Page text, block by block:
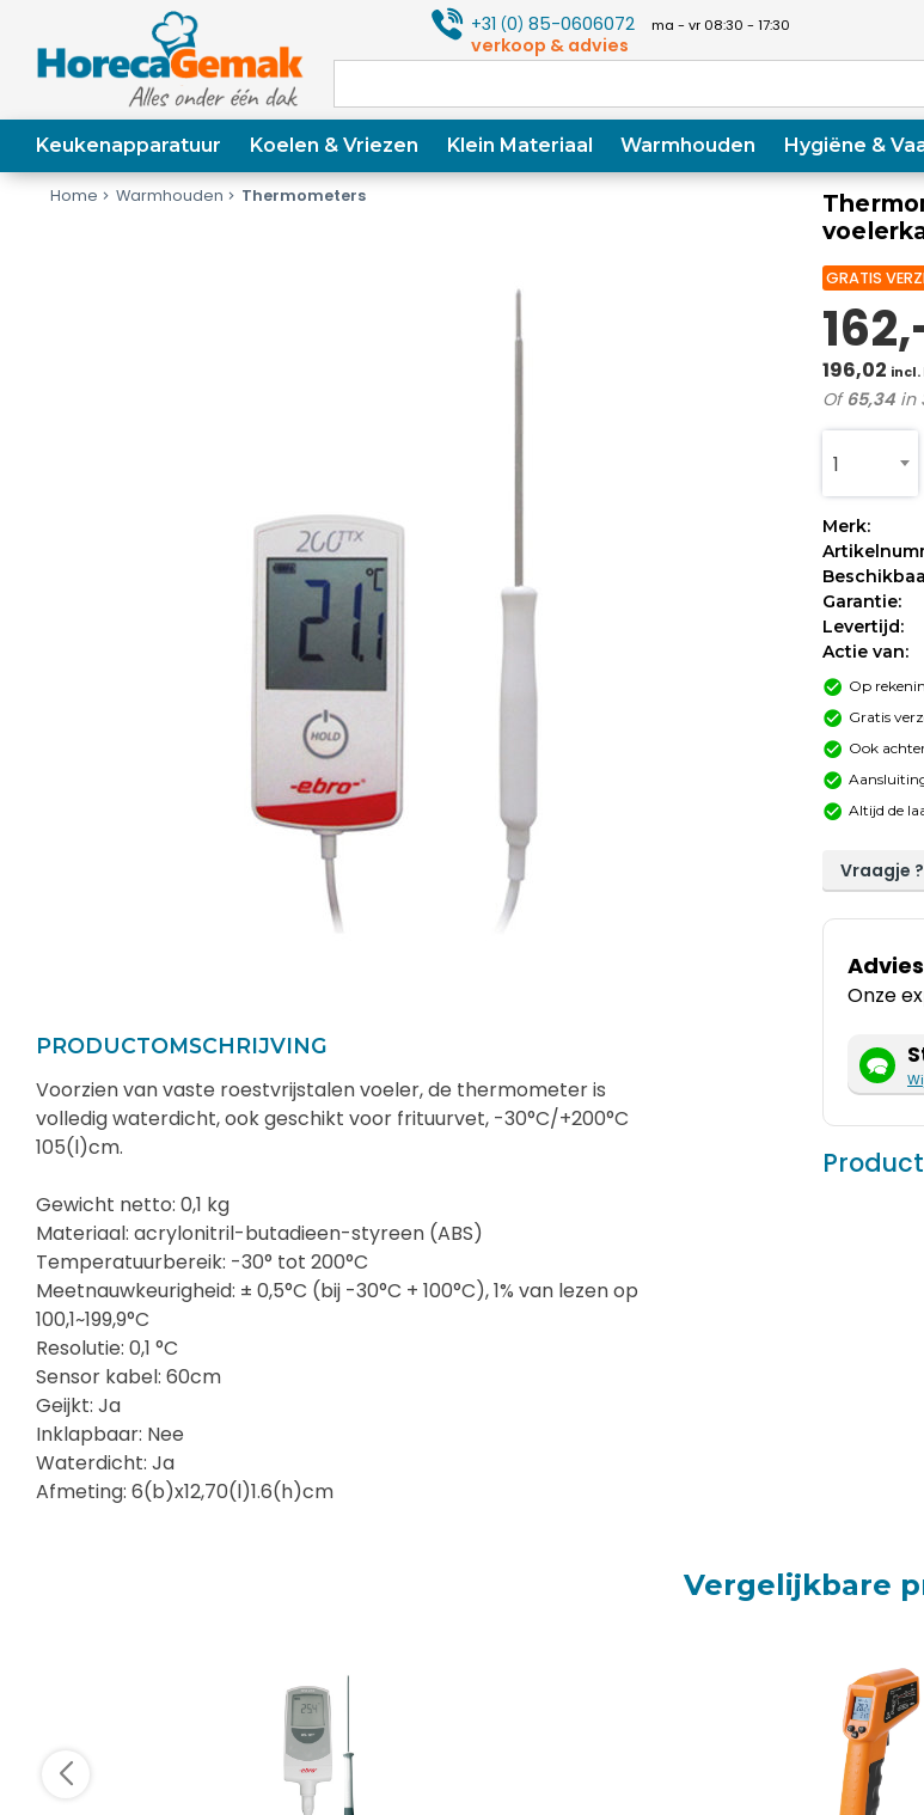
+31(0) 85-0606072 ma - vr 08:30 - 17:30
verkoop & advies
Keukenapparatuur Koelen & Vriezen Klein Materiaal Warmhouden Hygiëne &
Home Warmhouden Thermometers
PRODUCTOMSCHRIJVING
Voorzien van vaste roestvrijstalen voeler, de thermometer is
volledig waterdicht, ook geschikt voor frituurvet, -30°C/+200°C
105(l)cm.
Gewicht netto: 0,1 kg
Materiaal: acrylonitril-butadieen-styreen (ABS)
Temperatuurbereik: -30° tot 200°C
Meetnauwkeurigheid: ± 0,5°C (bij -30°C + 100°C), 1% van lezen op
100,1~199,9°C
Resolutie: 0,1 °C
Sensor kabel: 60cm
Geijkt: Ja
Inklapbaar: Nee
Waterdicht: Ja
Afmeting: 6(b)x12,70(l)1.6(h)cm
GRATIS
196,02 incl.
Of 65,34 in
1
Merk:
Garantie:
Levertijd:
Actie van:
Op
Gratis
Ook
Altijd de
Vraagje ?
Onze
Vergelijkbare